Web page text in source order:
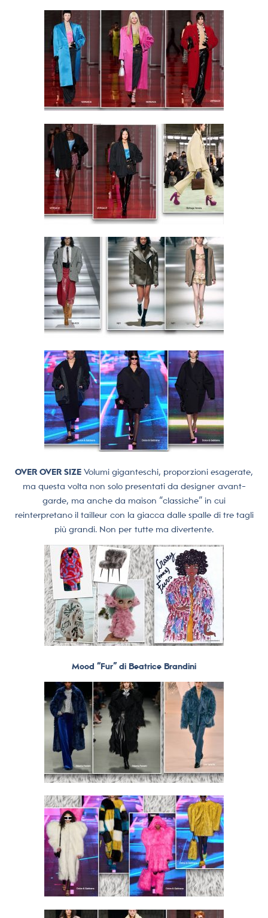
OVER OVER SIZE Volumi giganteschi, proporzioni esagerate,
ma questa volta non solo presentati da designer avant-
garde, ma anche da maison “classiche” in cui
reinterpretano il tailleur con la giacca dalle spalle di tre tagli
più grandi. Non per tutte ma divertente.
Mood “Fur” di Beatrice Brandini